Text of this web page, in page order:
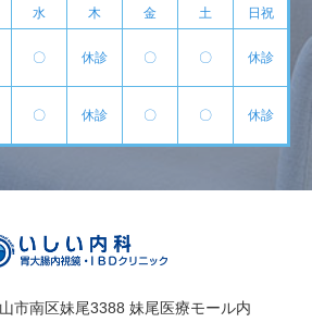
水 木 金 土 日祝
〇 休診 〇 〇 休診
〇 休診 〇 〇 休診
市南区妹尾3388 妹尾医療モール内